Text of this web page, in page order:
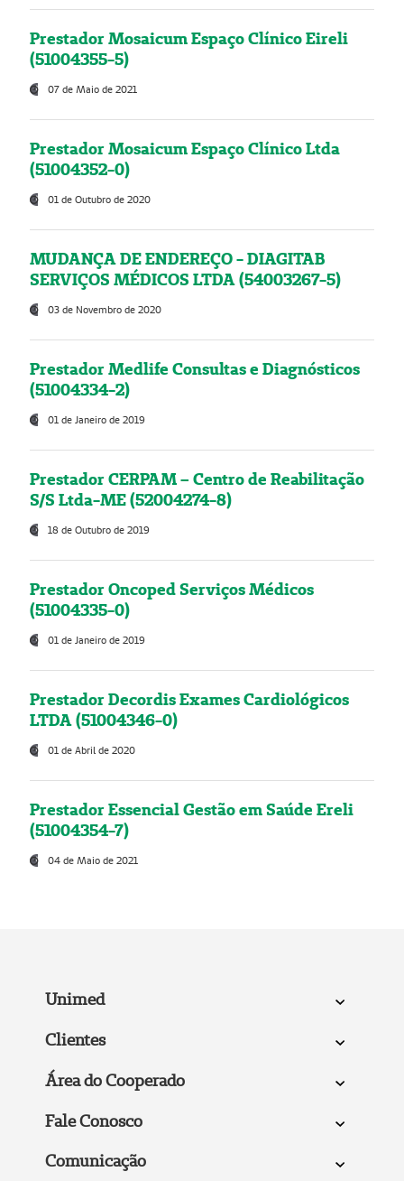
Prestador Mosaicum Espaço Clínico Eireli
(51004355-5)
07 de Maio de 2021
Prestador Mosaicum Espaço Clínico Ltda
(51004352-0)
01 de Outubro de 2020
MUDANÇA DE ENDEREÇO - DIAGITAB
SERVIÇOS MÉDICOS LTDA (54003267-5)
03 de Novembro de 2020
Prestador Medlife Consultas e Diagnósticos
(51004334-2)
01 de Janeiro de 2019
Prestador CERPAM – Centro de Reabilitação
S/S Ltda-ME (52004274-8)
18 de Outubro de 2019
Prestador Oncoped Serviços Médicos
(51004335-0)
01 de Janeiro de 2019
Prestador Decordis Exames Cardiológicos
LTDA (51004346-0)
01 de Abril de 2020
Prestador Essencial Gestão em Saúde Ereli
(51004354-7)
04 de Maio de 2021
Unimed
Clientes
Área do Cooperado
Fale Conosco
Comunicação